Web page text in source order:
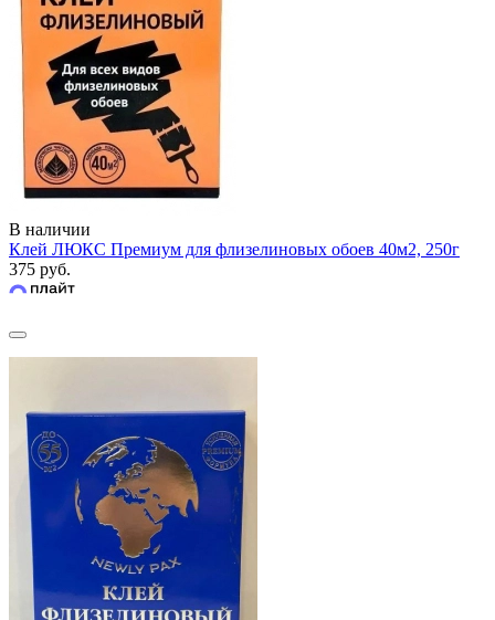
В наличии
Клей ЛЮКС Премиум для флизелиновых обоев 40м2, 250г
375 руб.